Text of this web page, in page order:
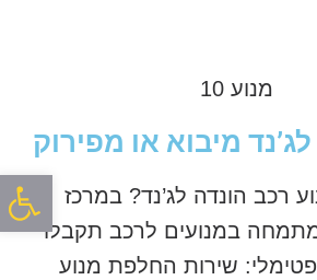
פתח
מיבוא או מפירוק
רכב הונדה לג’נד? במרכז
במנועים לרכב תקבלו
שירות החלפת מנוע